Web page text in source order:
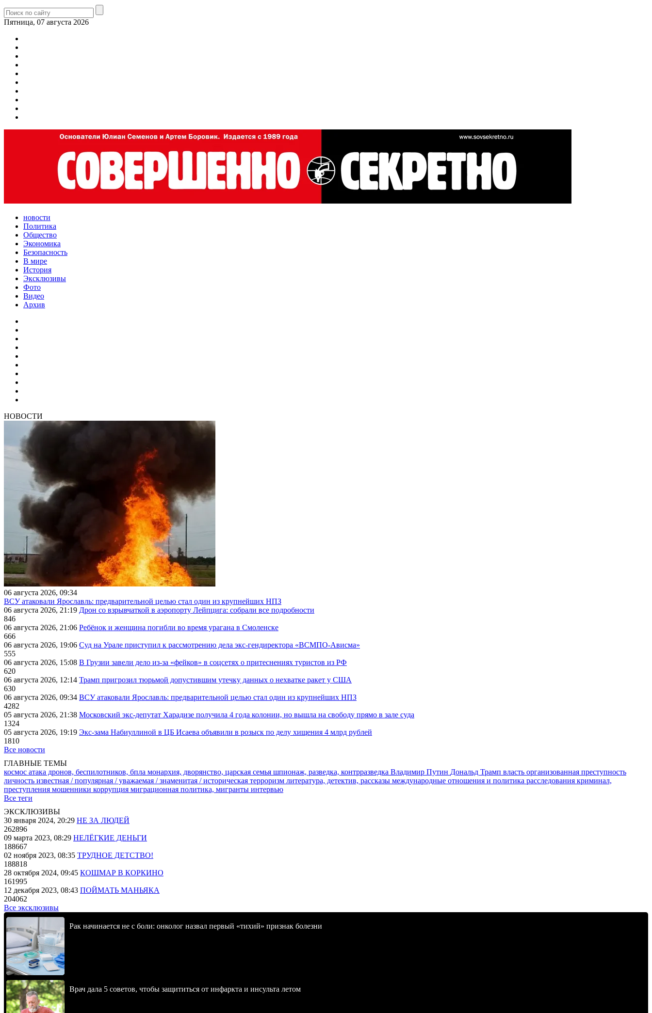
Пятница, 07 августа 2026
новости
Политика
Общество
Экономика
Безопасность
В мире
История
Эксклюзивы
Фото
Видео
Архив
НОВОСТИ
06 августа 2026, 09:34
ВСУ атаковали Ярославль: предварительной целью стал один из крупнейших НПЗ
06 августа 2026, 21:19 Дрон со взрывчаткой в аэропорту Лейпцига: собрали все подробности
846
06 августа 2026, 21:06 Ребёнок и женщина погибли во время урагана в Смоленске
666
06 августа 2026, 19:06 Суд на Урале приступил к рассмотрению дела экс-гендиректора «ВСМПО-Ависма»
555
06 августа 2026, 15:08 В Грузии завели дело из-за «фейков» в соцсетях о притеснениях туристов из РФ
620
06 августа 2026, 12:14 Трамп пригрозил тюрьмой допустившим утечку данных о нехватке ракет у США
630
06 августа 2026, 09:34 ВСУ атаковали Ярославль: предварительной целью стал один из крупнейших НПЗ
4282
05 августа 2026, 21:38 Московский экс-депутат Харадизе получила 4 года колонии, но вышла на свободу прямо в зале суда
1324
05 августа 2026, 19:19 Экс-зама Набиуллиной в ЦБ Исаева объявили в розыск по делу хищения 4 млрд рублей
1810
Все новости
ГЛАВНЫЕ ТЕМЫ
космос атака дронов, беспилотников, бпла монархия, дворянство, царская семья шпионаж, разведка, контрразведка Владимир Путин Дональд Трамп власть организованная преступность
личность известная / популярная / уважаемая / знаменитая / историческая терроризм литература, детектив, рассказы международные отношения и политика расследования криминал,
преступления мошенники коррупция миграционная политика, мигранты интервью
Все теги
ЭКСКЛЮЗИВЫ
30 января 2024, 20:29 НЕ ЗА ЛЮДЕЙ
262896
09 марта 2023, 08:29 НЕЛЁГКИЕ ДЕНЬГИ
188667
02 ноября 2023, 08:35 ТРУДНОЕ ДЕТСТВО!
188818
28 октября 2024, 09:45 КОШМАР В КОРКИНО
161995
12 декабря 2023, 08:43 ПОЙМАТЬ МАНЬЯКА
204062
Все эксклюзивы
Рак начинается не с боли: онколог назвал первый «тихий» признак болезни
Врач дала 5 советов, чтобы защититься от инфаркта и инсульта летом